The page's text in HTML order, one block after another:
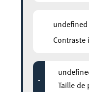
undefined
Contraste
-
Taille de